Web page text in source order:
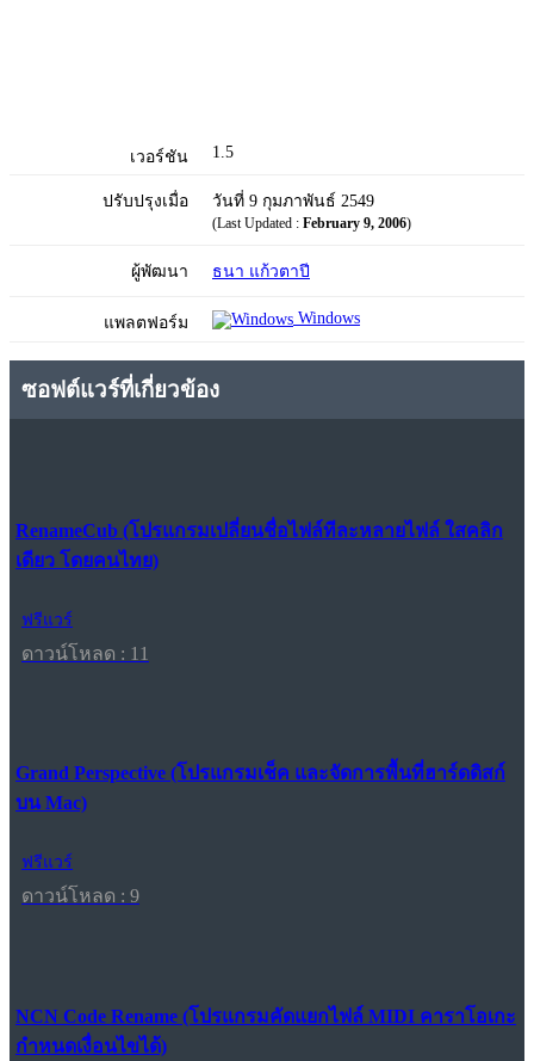
เวอร์ชัน 1.5
ปรับปรุงเมื่อ วันที่ 9 กุมภาพันธ์ 2549
(Last Updated : February 9, 2006)
ผู้พัฒนา ธนา แก้วตาปี
แพลตฟอร์ม Windows
ซอฟต์แวร์ที่เกี่ยวข้อง
RenameCub (โปรแกรมเปลี่ยนชื่อไฟล์ทีละหลายไฟล์ ใสคลิก
เดียว โดยคนไทย)
ฟรีแวร์
ดาวน์โหลด : 11
Grand Perspective (โปรแกรมเช็ค และจัดการพื้นที่ฮาร์ดดิสก์
บน Mac)
ฟรีแวร์
ดาวน์โหลด : 9
NCN Code Rename (โปรแกรมคัดแยกไฟล์ MIDI คาราโอเกะ
กำหนดเงื่อนไขได้)